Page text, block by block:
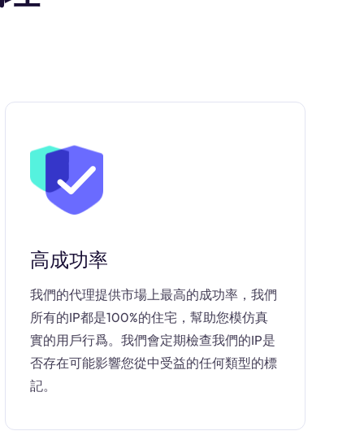
高成功率
我們的代理提供市場上最高的成功率，我們
所有的IP都是100%的住宅，幫助您模仿真
實的用戶行爲。我們會定期檢查我們的IP是
否存在可能影響您從中受益的任何類型的標
記。